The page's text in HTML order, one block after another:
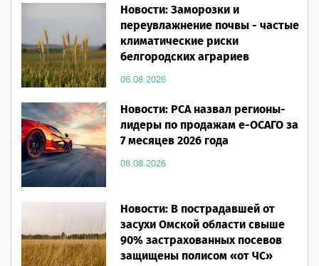
Новости: Заморозки и
переувлажнение почвы - частые
климатические риски
белгородских аграриев
06.08.2026
Новости: РСА назвал регионы-
лидеры по продажам е-ОСАГО за
7 месяцев 2026 года
06.08.2026
Новости: В пострадавшей от
засухи Омской области свыше
90% застрахованных посевов
защищены полисом «от ЧС»